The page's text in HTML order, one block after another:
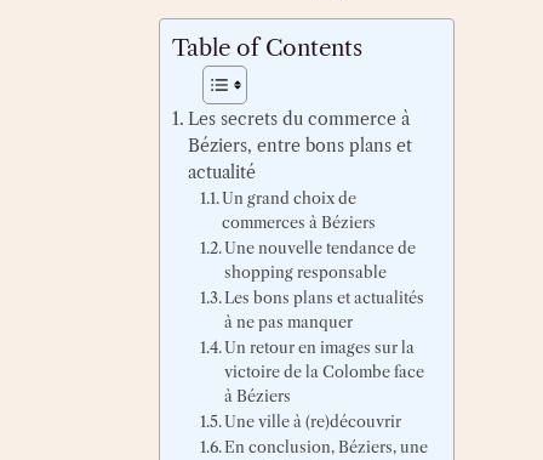
Table of Contents
Les secrets du commerce à
Béziers, entre bons plans et
actualité
Un grand choix de
commerces à Béziers
Une nouvelle tendance de
shopping responsable
Les bons plans et actualités
à ne pas manquer
Un retour en images sur la
victoire de la Colombe face
à Béziers
Une ville à (re)découvrir
En conclusion, Béziers, une